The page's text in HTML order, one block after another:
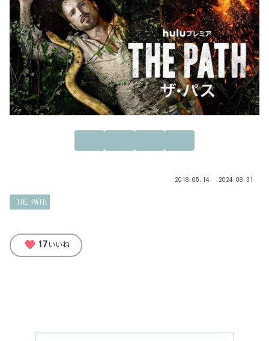
2018.05.14 2024.08.31
THE PATH
favorite 17 いいね